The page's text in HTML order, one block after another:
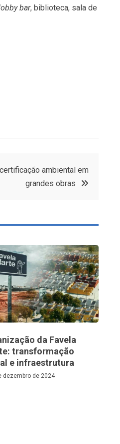
bar, biblioteca, sala de
ambiental em
grandes obras
da Favela
transformação
e infraestrutura
dezembro de 2024